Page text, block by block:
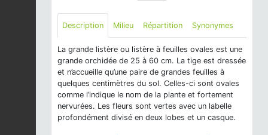
Description Milieu Répartition Synonymes
La grande listère ou listère à feuilles ovales est une
grande orchidée de 25 à 60 cm. La tige est dressée
et n’accueille qu’une paire de grandes feuilles à
quelques centimètres du sol. Celles-ci sont ovales
comme l’indique le nom de la plante et fortement
nervurées. Les fleurs sont vertes avec un labelle
profondément divisé en deux lobes et un casque.